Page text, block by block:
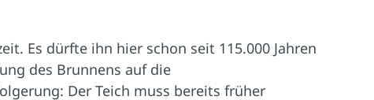
Es dürfte ihn hier schon seit 115.000 Jahren
des Brunnens auf die
Der Teich muss bereits früher